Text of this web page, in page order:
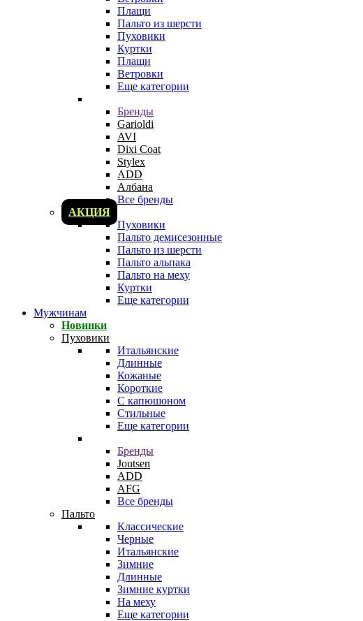
Плащи
Пальто из шерсти
Пуховики
Куртки
Плащи
Ветровки
Еще категории
Бренды
Garioldi
AVI
Dixi Coat
Stylex
ADD
Албана
Все бренды
АКЦИЯ
Пуховики
Пальто демисезонные
Пальто из шерсти
Пальто альпака
Пальто на меху
Куртки
Еще категории
Мужчинам
Новинки
Пуховики
Итальянские
Длинные
Кожаные
Короткие
С капюшоном
Стильные
Еще категории
Бренды
Joutsen
ADD
AFG
Все бренды
Пальто
Классические
Черные
Итальянские
Зимние
Длинные
Зимние куртки
На меху
Еще категории